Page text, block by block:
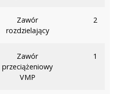
Zawór
rozdzielający
2
Zawór
przeciążeniowy
VMP
1